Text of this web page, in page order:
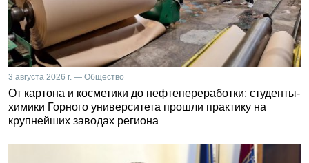
3 августа 2026 г. — Общество
От картона и косметики до нефтепереработки: студенты-
химики Горного университета прошли практику на
крупнейших заводах региона